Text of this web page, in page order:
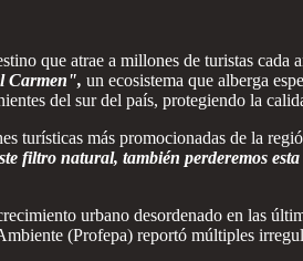
que atrae a millones de turistas cada
Carmen", un ecosistema que alberga
del sur del país, protegiendo la
turísticas más promocionadas de la
filtro natural, también perderemos
urbano desordenado en las
(Profepa) reportó múltiples